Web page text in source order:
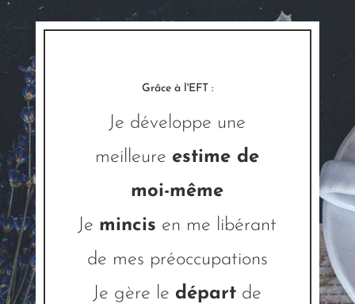
Grâce à l'EFT :
Je développe une
meilleure estime de
moi-même
Je mincis en me libérant
de mes préoccupations
Je gère le départ de